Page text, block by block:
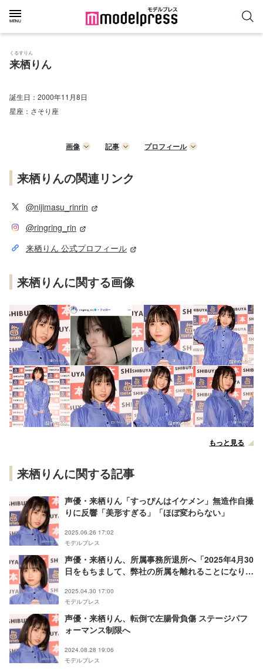
くるすりん
来栖りん
誕生日： 2000年11月8日
星座： さそり座
画像 記事 プロフィール
来栖りんの関連リンク
@nijimasu_rinrin
@ringring_rin
来栖りん 公式プロフィール
来栖りんに関する画像
もっと見る
来栖りんに関する記事
声優・来栖りん「すっぴんはイケメン」無造作自撮
りに反響「美形すぎる」「ほぼ変わらない」
2025.06.26 17:02
モデルプレス
声優・来栖りん、所属事務所退所へ「2025年4月30
日をもちまして、弊社の所属を離れることになりま
2025.04.30 17:00
モデルプレス
声優・来栖りん、転倒で左腸骨負傷 ステージパフ
ォーマンス制限へ
2024.08.28 19:06
モデルプレス